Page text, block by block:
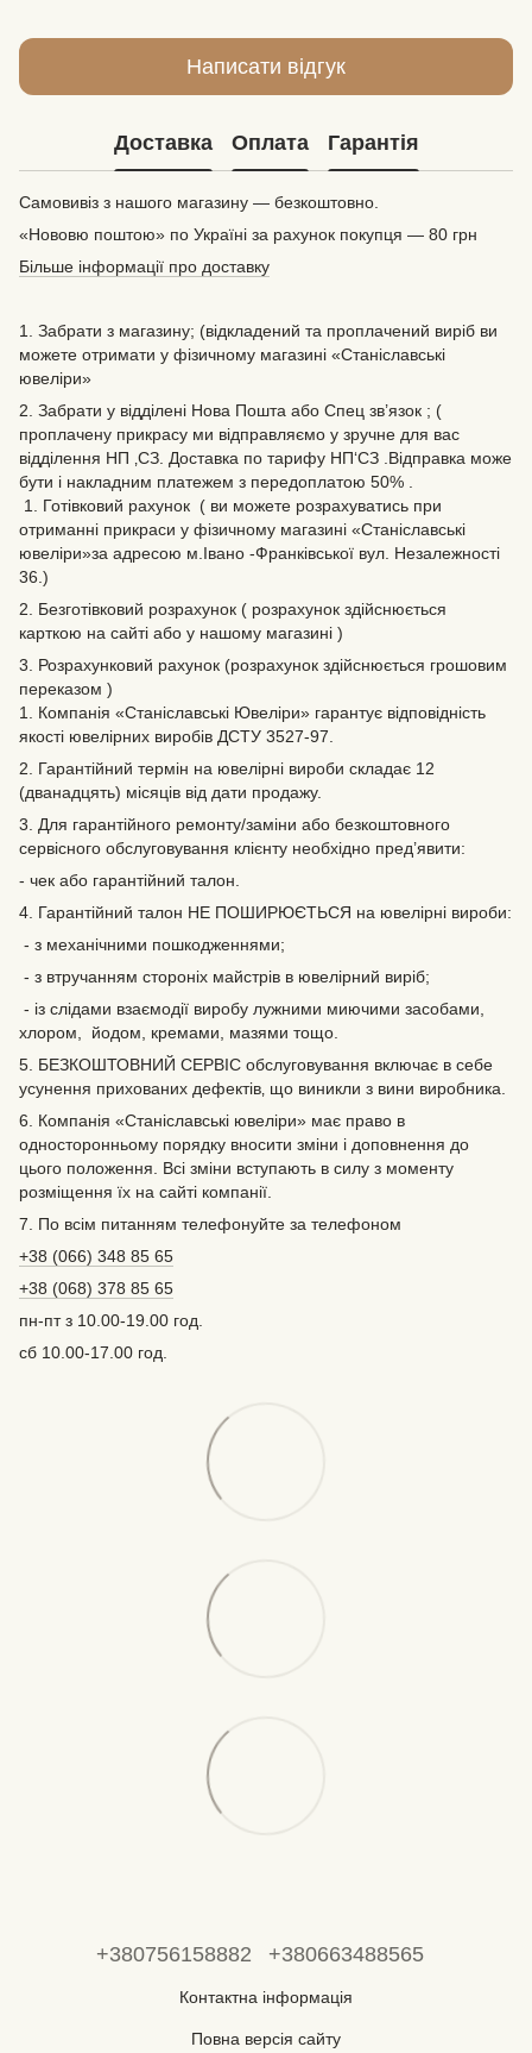
Написати відгук
Доставка Оплата Гарантія
Самовивіз з нашого магазину — безкоштовно.
«Нововю поштою» по Україні за рахунок покупця — 80 грн
Більше інформації про доставку
1. Забрати з магазину; (відкладений та проплачений виріб ви
можете отримати у фізичному магазині «Станіславські
ювеліри»
2. Забрати у відділені Нова Пошта або Спец зв’язок ; (
проплачену прикрасу ми відправляємо у зручне для вас
відділення НП ‚СЗ. Доставка по тарифу НП‘СЗ .Відправка може
бути і накладним платежем з передоплатою 50% .
1. Готівковий рахунок ( ви можете розрахуватись при
отриманні прикраси у фізичному магазині «Станіславські
ювеліри»за адресою м.Івано -Франківської вул. Незалежності
36.)
2. Безготівковий розрахунок ( розрахунок здійснюється
карткою на сайті або у нашому магазині )
3. Розрахунковий рахунок (розрахунок здійснюється грошовим
переказом )
1. Компанія «Станіславські Ювеліри» гарантує відповідність
якості ювелірних виробів ДСТУ 3527-97.
2. Гарантійний термін на ювелірні вироби складає 12
(дванадцять) місяців від дати продажу.
3. Для гарантійного ремонту/заміни або безкоштовного
сервісного обслуговування клієнту необхідно пред’явити:
- чек або гарантійний талон.
4. Гарантійний талон НЕ ПОШИРЮЄТЬСЯ на ювелірні вироби:
- з механічними пошкодженнями;
- з втручанням стороніх майстрів в ювелірний виріб;
- із слідами взаємодії виробу лужними миючими засобами,
хлором, йодом, кремами, мазями тощо.
5. БЕЗКОШТОВНИЙ СЕРВІС обслуговування включає в себе
усунення прихованих дефектів‚ що виникли з вини виробника.
6. Компанія «Станіславські ювеліри» має право в
односторонньому порядку вносити зміни і доповнення до
цього положення. Всі зміни вступають в силу з моменту
розміщення їх на сайті компанії.
7. По всім питанням телефонуйте за телефоном
+38 (066) 348 85 65
+38 (068) 378 85 65
пн-пт з 10.00-19.00 год.
сб 10.00-17.00 год.
+380756158882 +380663488565
Контактна інформація
Повна версія сайту